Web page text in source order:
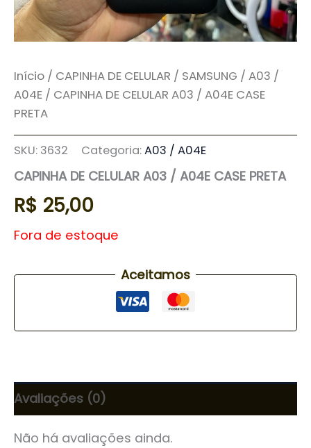
Início / CAPINHA DE CELULAR / SAMSUNG / A03 /
A04E / CAPINHA DE CELULAR A03 / A04E CASE
PRETA
SKU: 3632 Categoria:A03 / A04E
CAPINHA DE CELULAR A03 / A04E CASE PRETA
R$ 25,00
Fora de estoque
Aceitamos
Avaliações (0)
Não há avaliações ainda.